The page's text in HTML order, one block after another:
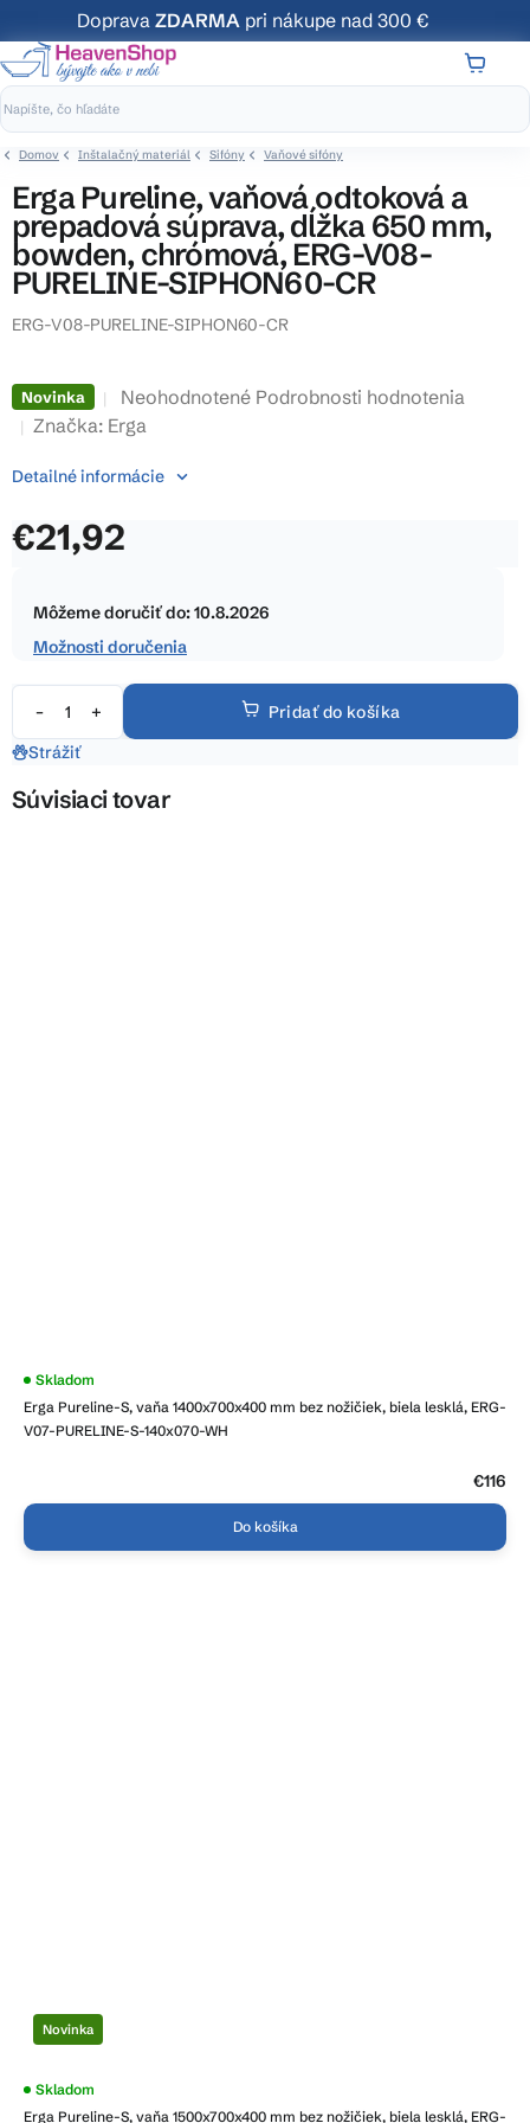
na
obsah
Doprava ZDARMA pri nákupe nad 300 €
Domov Inštalačný materiál Sifóny Vaňové sifóny
Erga Pureline, vaňová odtoková a
prepadová súprava, dĺžka 650 mm,
bowden, chrómová, ERG-V08-
PURELINE-SIPHON60-CR
ERG-V08-PURELINE-SIPHON60-CR
Novinka
Priemerné
hodnotenie
je
z
Neohodnotené Podrobnosti hodnotenia
Značka: Erga
€21,92
cena:
Môžeme doručiť do:10.8.2026
Možnosti doručenia
Pridať do košíka
Detailné informácie
Strážiť
Súvisiaci tovar
Erga Pureline-S, vaňa 1400x700x400 mm bez nožičiek, biela lesklá, ERG-
V07-PURELINE-S-140x070-WH
Skladom
€116
Do košíka
Novinka
Erga Pureline-S, vaňa 1500x700x400 mm bez nožičiek, biela lesklá, ERG-
Priemerné
Skladom